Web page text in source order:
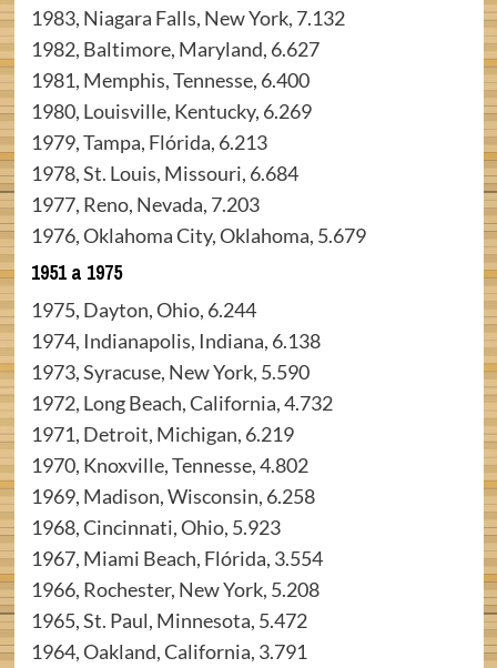
1983, Niagara Falls, New York, 7.132
1982, Baltimore, Maryland, 6.627
1981, Memphis, Tennesse, 6.400
1980, Louisville, Kentucky, 6.269
1979, Tampa, Flórida, 6.213
1978, St. Louis, Missouri, 6.684
1977, Reno, Nevada, 7.203
1976, Oklahoma City, Oklahoma, 5.679
1951 a 1975
1975, Dayton, Ohio, 6.244
1974, Indianapolis, Indiana, 6.138
1973, Syracuse, New York, 5.590
1972, Long Beach, California, 4.732
1971, Detroit, Michigan, 6.219
1970, Knoxville, Tennesse, 4.802
1969, Madison, Wisconsin, 6.258
1968, Cincinnati, Ohio, 5.923
1967, Miami Beach, Flórida, 3.554
1966, Rochester, New York, 5.208
1965, St. Paul, Minnesota, 5.472
1964, Oakland, California, 3.791